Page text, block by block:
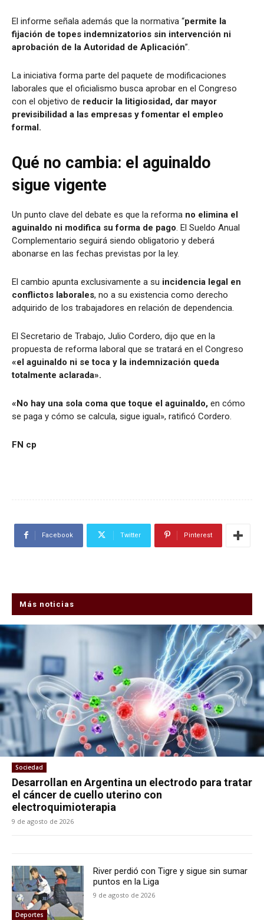
El informe señala además que la normativa “permite la
fijación de topes indemnizatorios sin intervención ni
aprobación de la Autoridad de Aplicación”.
La iniciativa forma parte del paquete de modificaciones
laborales que el oficialismo busca aprobar en el Congreso
con el objetivo de reducir la litigiosidad, dar mayor
previsibilidad a las empresas y fomentar el empleo
formal.
Qué no cambia: el aguinaldo
sigue vigente
Un punto clave del debate es que la reforma no elimina el
aguinaldo ni modifica su forma de pago. El Sueldo Anual
Complementario seguirá siendo obligatorio y deberá
abonarse en las fechas previstas por la ley.
El cambio apunta exclusivamente a su incidencia legal en
conflictos laborales, no a su existencia como derecho
adquirido de los trabajadores en relación de dependencia.
El Secretario de Trabajo, Julio Cordero, dijo que en la
propuesta de reforma laboral que se tratará en el Congreso
«el aguinaldo ni se toca y la indemnización queda
totalmente aclarada».
«No hay una sola coma que toque el aguinaldo, en cómo
se paga y cómo se calcula, sigue igual», ratificó Cordero.
FN cp
Facebook Twitter Pinterest
Más noticias
Sociedad
Desarrollan en Argentina un electrodo para tratar
el cáncer de cuello uterino con
electroquimioterapia
9 de agosto de 2026
Deportes
River perdió con Tigre y sigue sin sumar
puntos en la Liga
9 de agosto de 2026